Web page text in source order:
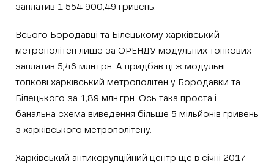
заплатив 1 554 900,49 гривень.
Всього Бородавці та Білецькому харківський
метрополітен лише за ОРЕНДУ модульних топкових
заплатив 5,46 млн.грн. А придбав ці ж модульні
топкові харківський метрополітен у Бородавки та
Білецького за 1,89 млн.грн. Ось така проста і
банальна схема виведення більше 5 мільйонів гривень
з харківського метрополітену.
Харківський антикорупційний центр ще в січні 2017